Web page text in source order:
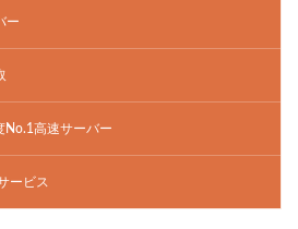
ー
No.1高速サーバー
ービス